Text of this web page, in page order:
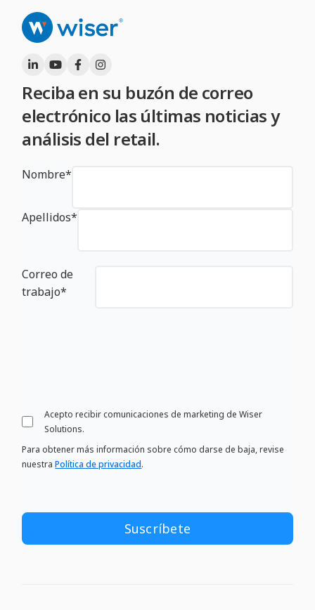
Reciba en su buzón de correo
electrónico las últimas noticias y
análisis del retail.
Nombre*
Apellidos*
Correo de
trabajo*
Acepto recibir comunicaciones de marketing de Wiser
Solutions.
Para obtener más información sobre cómo darse de baja, revise
nuestraPolítica de privacidad.